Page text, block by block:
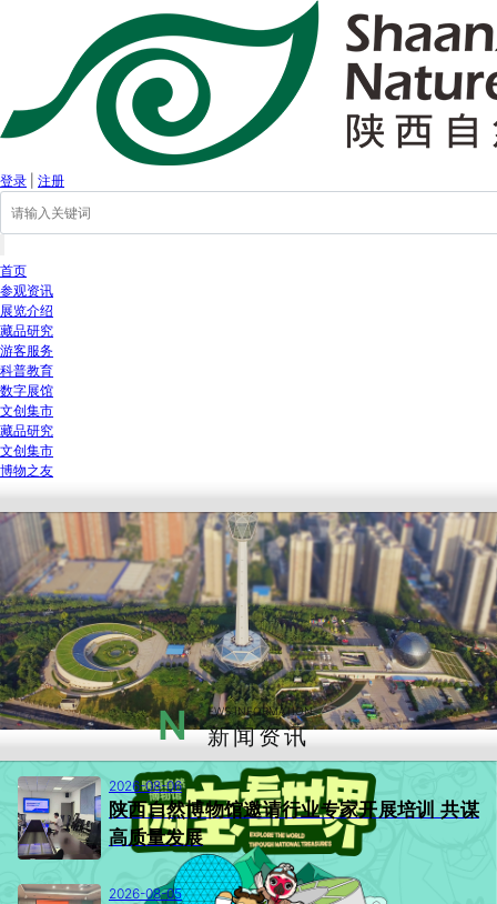
登录 注册
首页
参观资讯
展览介绍
藏品研究
游客服务
科普教育
数字展馆
文创集市
藏品研究
文创集市
博物之友
N EWS INFORMATION
新闻资讯
2026-08-06
陕西自然博物馆邀请行业专家开展培训 共谋
高质量发展
2026-08-05